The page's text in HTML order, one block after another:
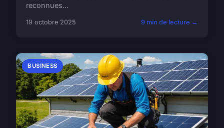
reconnues...
19 octobre 2025 9 min de lecture →
BUSINESS